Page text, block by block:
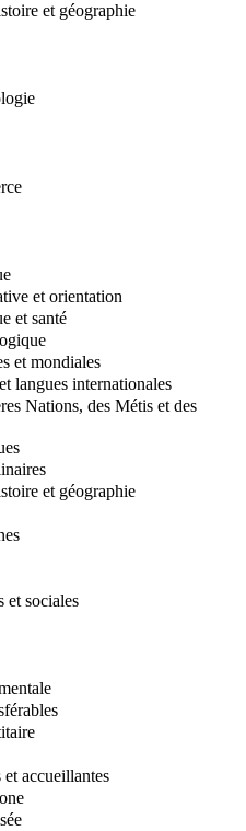
et géographie
et orientation
et santé
et mondiales
langues internationales
Nations, des Métis et des
et géographie
et sociales
accueillantes